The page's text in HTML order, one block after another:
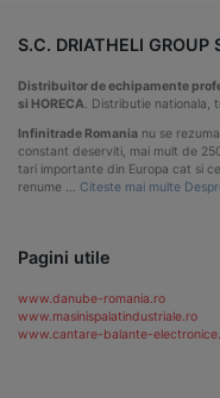
S.C. DRIATHELI GROUP
Distribuitor de echipamente
si HORECA . Distributie nationala,
Infinitrade Romania nu se
constant deserviti, mai mult de
tari importante din Europa cat si
renume … Citeste mai multe
Pagini utile
www.danube-romania.ro
www.masinispalatindustriale.ro
www.cantare-balante-